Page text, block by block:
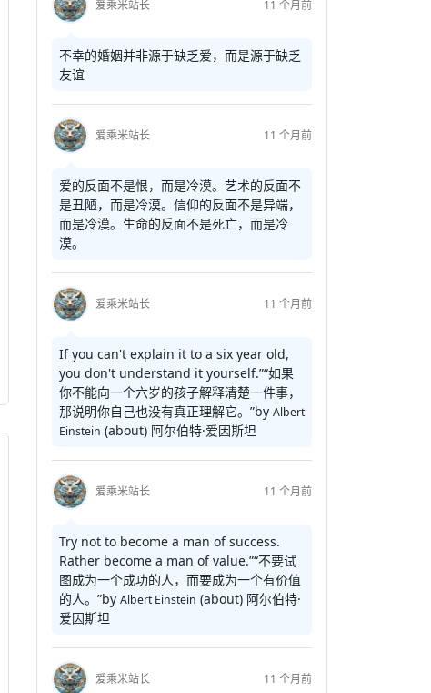
爱乘米站长 11 个月前
不幸的婚姻并非源于缺乏爱，而是源于缺乏
友谊
爱乘米站长 11 个月前
爱的反面不是恨，而是冷漠。艺术的反面不
是丑陋，而是冷漠。信仰的反面不是异端，
而是冷漠。生命的反面不是死亡，而是冷
漠。
爱乘米站长 11 个月前
If you can't explain it to a six year old,
you don't understand it yourself.”“如果
你不能向一个六岁的孩子解释清楚一件事，
那说明你自己也没有真正理解它。”by Albert
Einstein (about) 阿尔伯特·爱因斯坦
爱乘米站长 11 个月前
Try not to become a man of success.
Rather become a man of value.”“不要试
图成为一个成功的人，而要成为一个有价值
的人。”by Albert Einstein (about) 阿尔伯特·
爱因斯坦
爱乘米站长 11 个月前